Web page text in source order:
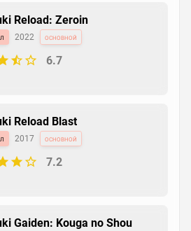
Reload: Zeroin
2022 основной
6.7
Reload Blast
2017 основной
7.2
Gaiden: Kouga no Shou